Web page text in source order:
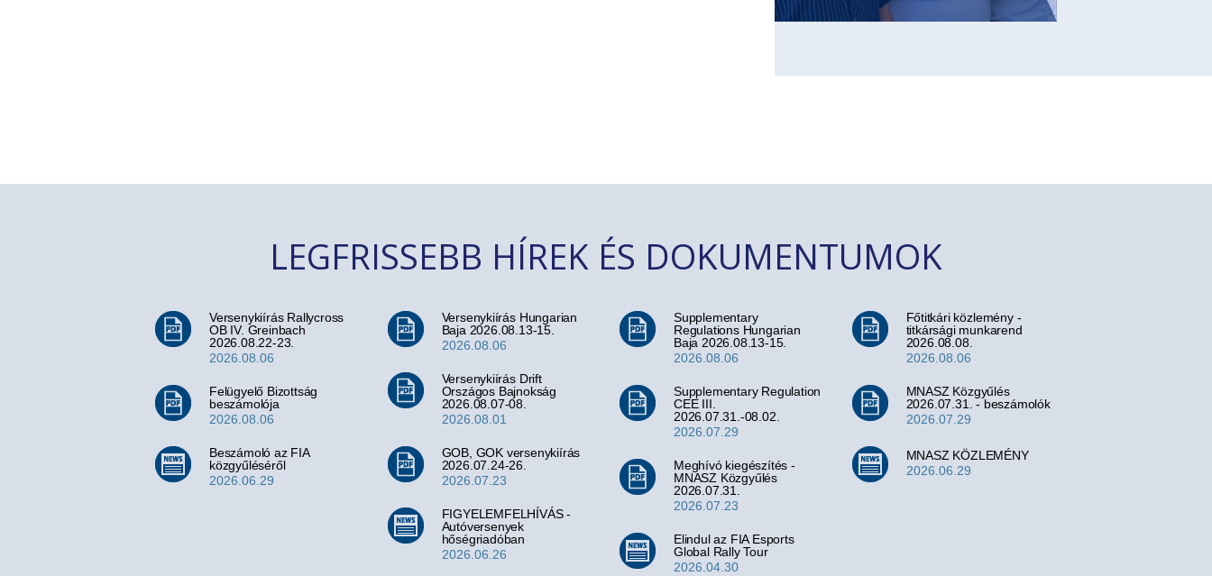
LEGFRISSEBB HÍREK ÉS DOKUMENTUMOK
Versenykiírás Rallycross
OB IV. Greinbach
2026.08.22-23.
2026.08.06
Felügyelő Bizottság
beszámolója
2026.08.06
Beszámoló az FIA
közgyűléséről
2026.06.29
Versenykiírás Hungarian
Baja 2026.08.13-15.
2026.08.06
Versenykiírás Drift
Országos Bajnokság
2026.08.07-08.
2026.08.01
GOB, GOK versenykiírás
2026.07.24-26.
2026.07.23
FIGYELEMFELHÍVÁS -
Autóversenyek
hőségriadóban
2026.06.26
Supplementary
Regulations Hungarian
Baja 2026.08.13-15.
2026.08.06
Supplementary Regulation
CEE III.
2026.07.31.-08.02.
2026.07.29
Meghívó kiegészítés -
MNASZ Közgyűlés
2026.07.31.
2026.07.23
Elindul az FIA Esports
Global Rally Tour
2026.04.30
Főtitkári közlemény -
titkársági munkarend
2026.08.08.
2026.08.06
MNASZ Közgyűlés
2026.07.31. - beszámolók
2026.07.29
MNASZ KÖZLEMÉNY
2026.06.29